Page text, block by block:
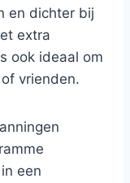
en dichter bij
extra
ook ideaal om
vrienden.
een